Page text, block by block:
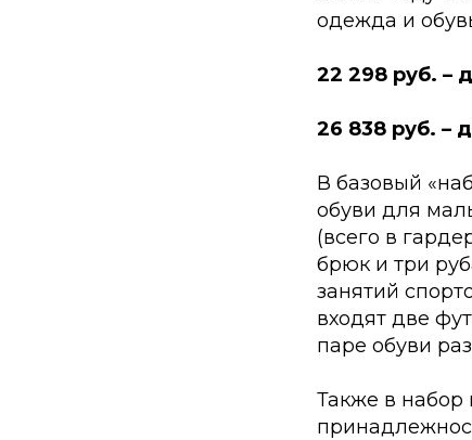
одежда и
22 298 руб. –
26 838 руб. –
В базовый
обуви для
(всего в
брюк и три
занятий
входят две
паре обуви
Также в набор